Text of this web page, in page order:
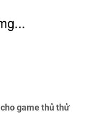
game thủ thử